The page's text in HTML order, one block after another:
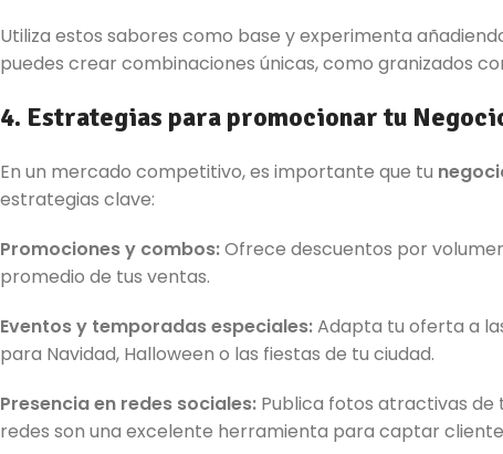
Utiliza estos sabores como base y experimenta
puedes crear combinaciones únicas, como granizados
4. Estrategias para promocionar tu
En un mercado competitivo, es importante que tu
estrategias clave:
Promociones y combos:Ofrece descuentos por
promedio de tus ventas.
Eventos y temporadas especiales:Adapta tu oferta a
para Navidad, Halloween o las fiestas de tu ciudad.
Presencia en redes sociales: Publica fotos atractivas de
redes son una excelente herramienta para captar